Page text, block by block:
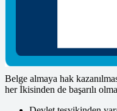
Teorik sınavda adaylara en
A2 Performans sınavından
sağlanması gerekmektedir.
Belge almaya hak
her İkisinden de başarılı olma